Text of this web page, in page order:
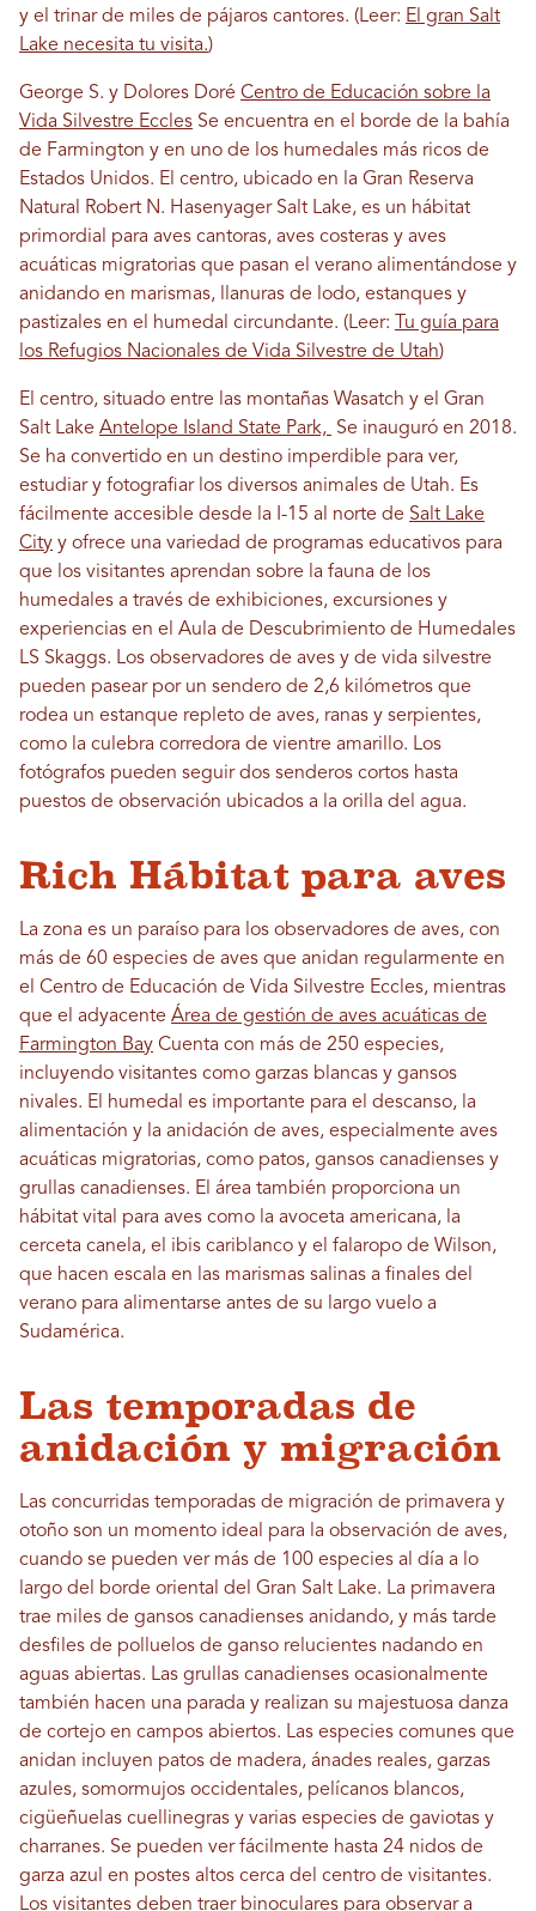
y el trinar de miles de pájaros cantores. (Leer: El gran Salt
Lake necesita tu visita.)
George S. y Dolores Doré Centro de Educación sobre la
Vida Silvestre Eccles Se encuentra en el borde de la bahía
de Farmington y en uno de los humedales más ricos de
Estados Unidos. El centro, ubicado en la Gran Reserva
Natural Robert N. Hasenyager Salt Lake, es un hábitat
primordial para aves cantoras, aves costeras y aves
acuáticas migratorias que pasan el verano alimentándose y
anidando en marismas, llanuras de lodo, estanques y
pastizales en el humedal circundante. (Leer:
Tu guía para
los Refugios Nacionales de Vida Silvestre de Utah)
El centro, situado entre las montañas Wasatch y el Gran
Salt Lake Antelope Island State Park, Se inauguró en 2018.
Se ha convertido en un destino imperdible para ver,
estudiar y fotografiar los diversos animales de Utah. Es
fácilmente accesible desde la I-15 al norte de Salt Lake
City y ofrece una variedad de programas educativos para
que los visitantes aprendan sobre la fauna de los
humedales a través de exhibiciones, excursiones y
experiencias en el Aula de Descubrimiento de Humedales
LS Skaggs. Los observadores de aves y de vida silvestre
pueden pasear por un sendero de 2,6 kilómetros que
rodea un estanque repleto de aves, ranas y serpientes,
como la culebra corredora de vientre amarillo. Los
fotógrafos pueden seguir dos senderos cortos hasta
puestos de observación ubicados a la orilla del agua.
Rich Hábitat para aves
La zona es un paraíso para los observadores de aves, con
más de 60 especies de aves que anidan regularmente en
el Centro de Educación de Vida Silvestre Eccles, mientras
que el adyacente Área de gestión de aves acuáticas de
Farmington Bay Cuenta con más de 250 especies,
incluyendo visitantes como garzas blancas y gansos
nivales. El humedal es importante para el descanso, la
alimentación y la anidación de aves, especialmente aves
acuáticas migratorias, como patos, gansos canadienses y
grullas canadienses. El área también proporciona un
hábitat vital para aves como la avoceta americana, la
cerceta canela, el ibis cariblanco y el falaropo de Wilson,
que hacen escala en las marismas salinas a finales del
verano para alimentarse antes de su largo vuelo a
Sudamérica.
Las temporadas de
anidación y migración
Las concurridas temporadas de migración de primavera y
otoño son un momento ideal para la observación de aves,
cuando se pueden ver más de 100 especies al día a lo
largo del borde oriental del Gran Salt Lake. La primavera
trae miles de gansos canadienses anidando, y más tarde
desfiles de polluelos de ganso relucientes nadando en
aguas abiertas. Las grullas canadienses ocasionalmente
también hacen una parada y realizan su majestuosa danza
de cortejo en campos abiertos. Las especies comunes que
anidan incluyen patos de madera, ánades reales, garzas
azules, somormujos occidentales, pelícanos blancos,
cigüeñuelas cuellinegras y varias especies de gaviotas y
charranes. Se pueden ver fácilmente hasta 24 nidos de
garza azul en postes altos cerca del centro de visitantes.
Los visitantes deben traer binoculares para observar a